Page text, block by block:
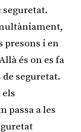
seguretat.
presons i en
és on es fa
seguretat.
els
passa a les